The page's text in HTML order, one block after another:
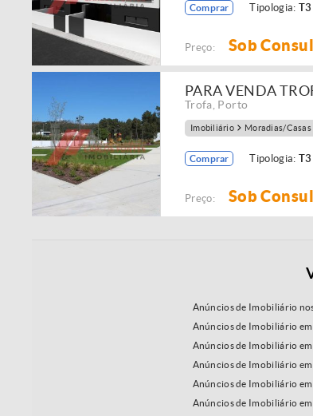
Comprar Tipologia: T3
Preço: Sob
PARA VENDA
Trofa Porto
Imobiliário Moradias/Casas
Comprar Tipologia: T3
Preço: Sob
Anúncios de Imobiliário
Anúncios de Imobiliário em
Anúncios de Imobiliário
Anúncios de Imobiliário
Anúncios de Imobiliário
Anúncios de Imobiliário